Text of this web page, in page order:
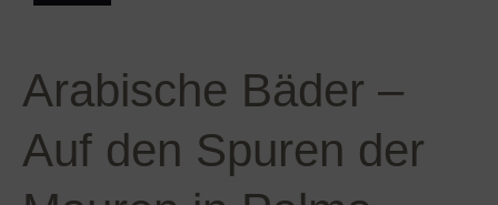
Arabische Bäder –
Auf den Spuren der